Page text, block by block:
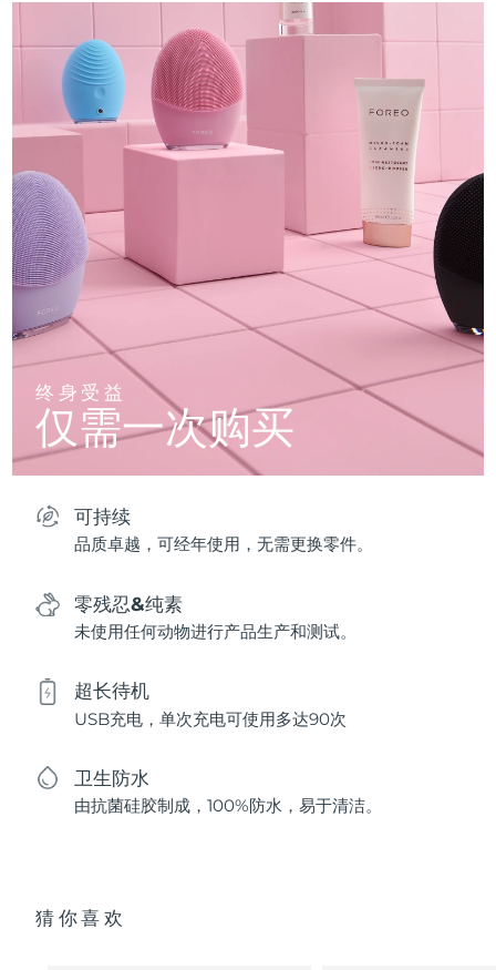
终身受益
仅需一次购买
可持续
品质卓越，可经年使用，无需更换零件。
零残忍&纯素
未使用任何动物进行产品生产和测试。
超长待机
USB充电，单次充电可使用多达90次
卫生防水
由抗菌硅胶制成，100%防水，易于清洁。
猜你喜欢